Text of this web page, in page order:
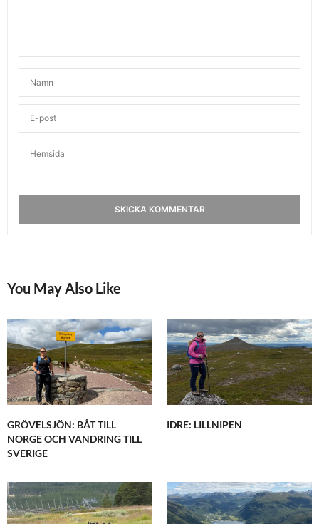
You May Also Like
GRÖVELSJÖN: BÅT TILL
NORGE OCH VANDRING TILL
SVERIGE
IDRE: LILLNIPEN